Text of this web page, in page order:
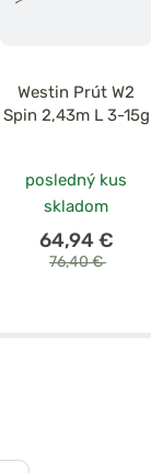
Westin Prút W2
Spin 2,43m L 3-15g
posledný kus
skladom
64,94 €
76,40 €